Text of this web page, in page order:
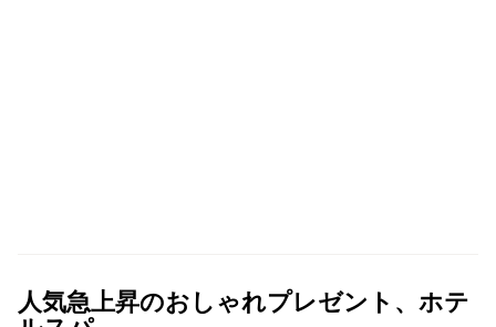
人気急上昇のおしゃれプレゼント、ホテ